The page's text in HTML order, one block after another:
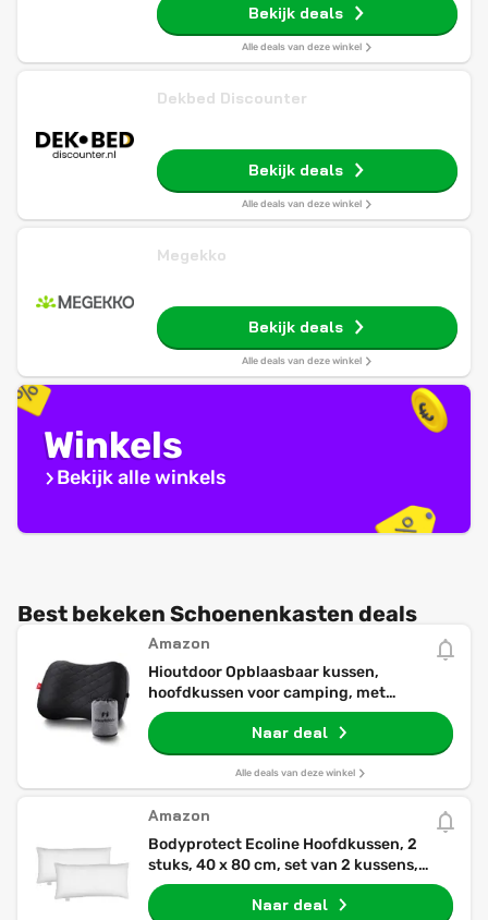
Bekijk deals
Alle deals van deze winkel
Dekbed Discounter
Bekijk deals
Alle deals van deze winkel
Megekko
Bekijk deals
Alle deals van deze winkel
Winkels
Bekijk alle winkels
Best bekeken Schoenenkasten deals
Amazon
Hioutdoor Opblaasbaar kussen,
hoofdkussen voor camping, met
afneembare kussensloop, luchtkussen,
strand/outdoor, ergonomisch reiskussen,
opblaasbaar reis nekkussen, comfortabel
slaapkussen (zwart)
Naar deal
Alle deals van deze winkel
Amazon
Bodyprotect Ecoline Hoofdkussen, 2
stuks, 40 x 80 cm, set van 2 kussens,
dubbelpak beddengoedset van 100%
microvezel, wasbaar, wit
Naar deal